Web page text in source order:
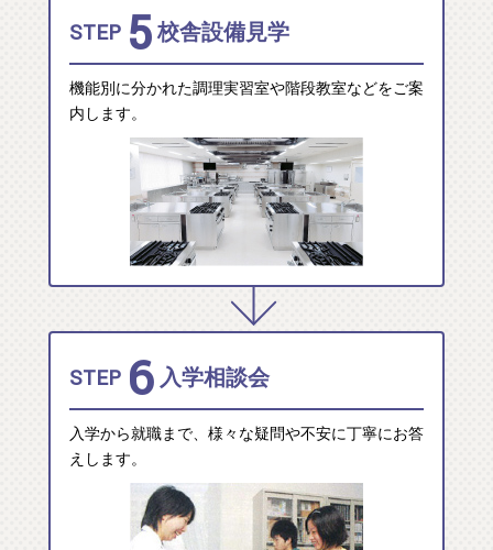
STEP 5 校舎設備見学
機能別に分かれた調理実習室や階段教室などをご案
内します。
STEP 6 入学相談会
入学から就職まで、様々な疑問や不安に丁寧にお答
えします。